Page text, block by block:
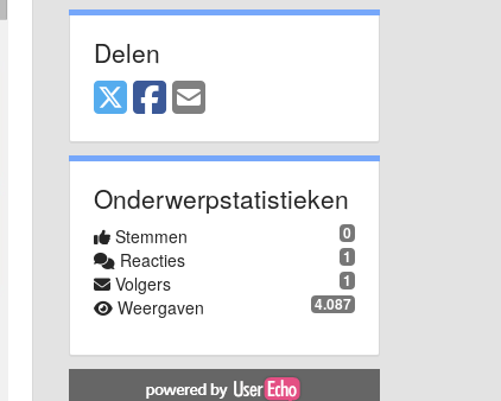
Delen
Onderwerpstatistieken
0
Stemmen
1
Reacties
1
Volgers
4.087
Weergaven